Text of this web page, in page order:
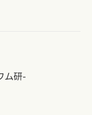
ム研-